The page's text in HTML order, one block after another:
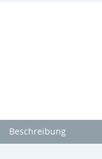
Beschreibung